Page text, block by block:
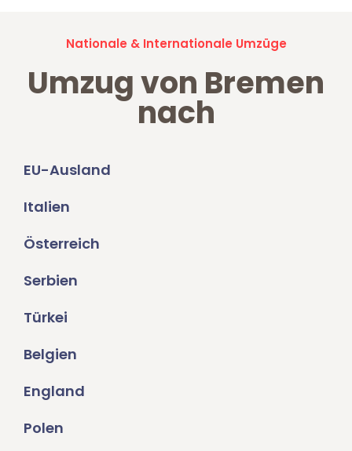
Nationale & Internationale Umzüge
Umzug von Bremen
nach
EU-Ausland
Italien
Österreich
Serbien
Türkei
Belgien
England
Polen